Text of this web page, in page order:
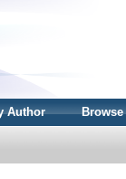
Author